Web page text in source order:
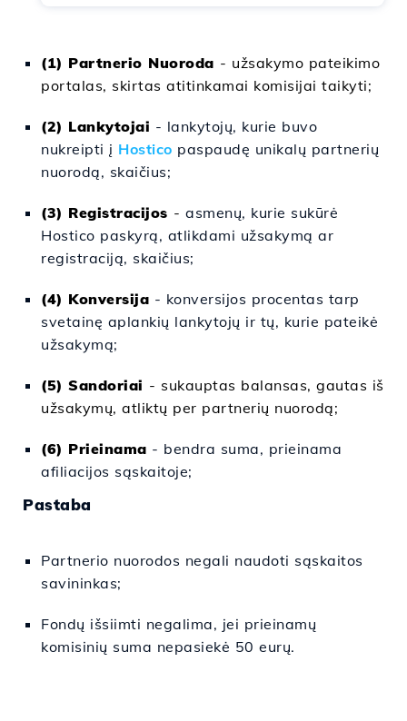
(1) Partnerio Nuoroda - užsakymo pateikimo
portalas, skirtas atitinkamai komisijai taikyti;
(2) Lankytojai - lankytojų, kurie buvo
nukreipti į Hostico paspaudę unikalų partnerių
nuorodą, skaičius;
(3) Registracijos - asmenų, kurie sukūrė
Hostico paskyrą, atlikdami užsakymą ar
registraciją, skaičius;
(4) Konversija - konversijos procentas tarp
svetainę aplankių lankytojų ir tų, kurie pateikė
užsakymą;
(5) Sandoriai - sukauptas balansas, gautas iš
užsakymų, atliktų per partnerių nuorodą;
(6) Prieinama - bendra suma, prieinama
afiliacijos sąskaitoje;
Pastaba
Partnerio nuorodos negali naudoti sąskaitos
savininkas;
Fondų išsiimti negalima, jei prieinamų
komisinių suma nepasiekė 50 eurų.